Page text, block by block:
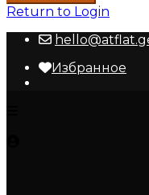
Return to Login
Избранное